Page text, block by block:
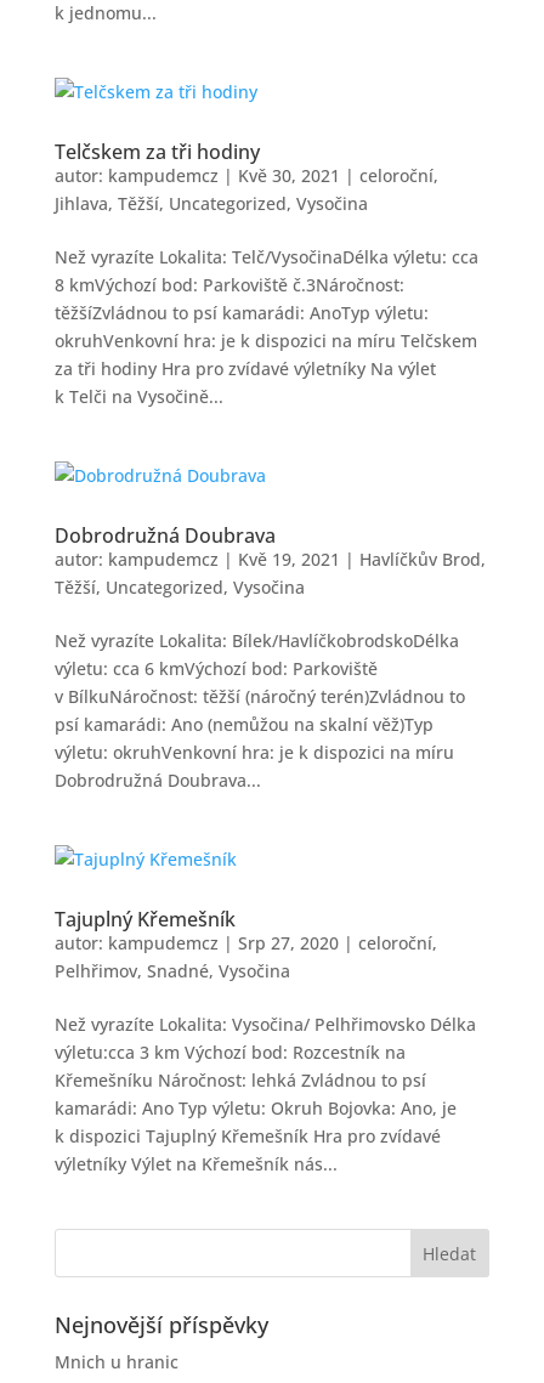
k jednomu...
Telčskem za tři hodiny
autor: kampudemcz | Kvě 30, 2021 | celoroční,
Jihlava, Těžší, Uncategorized, Vysočina
Než vyrazíte Lokalita: Telč/VysočinaDélka výletu: cca
8 kmVýchozí bod: Parkoviště č.3Náročnost:
těžšíZvládnou to psí kamarádi: AnoTyp výletu:
okruhVenkovní hra: je k dispozici na míru Telčskem
za tři hodiny Hra pro zvídavé výletníky Na výlet
k Telči na Vysočině...
Dobrodružná Doubrava
autor: kampudemcz | Kvě 19, 2021 | Havlíčkův Brod,
Těžší, Uncategorized, Vysočina
Než vyrazíte Lokalita: Bílek/HavlíčkobrodskoDélka
výletu: cca 6 kmVýchozí bod: Parkoviště
v BílkuNáročnost: těžší (náročný terén)Zvládnou to
psí kamarádi: Ano (nemůžou na skalní věž)Typ
výletu: okruhVenkovní hra: je k dispozici na míru
Dobrodružná Doubrava...
Tajuplný Křemešník
autor: kampudemcz | Srp 27, 2020| celoroční,
Pelhřimov, Snadné, Vysočina
Než vyrazíte Lokalita: Vysočina/ Pelhřimovsko Délka
výletu:cca 3 km Výchozí bod: Rozcestník na
Křemešníku Náročnost: lehká Zvládnou to psí
kamarádi: Ano Typ výletu: Okruh Bojovka: Ano, je
k dispozici Tajuplný Křemešník Hra pro zvídavé
výletníky Výlet na Křemešník nás...
Nejnovější příspěvky
Mnich u hranic